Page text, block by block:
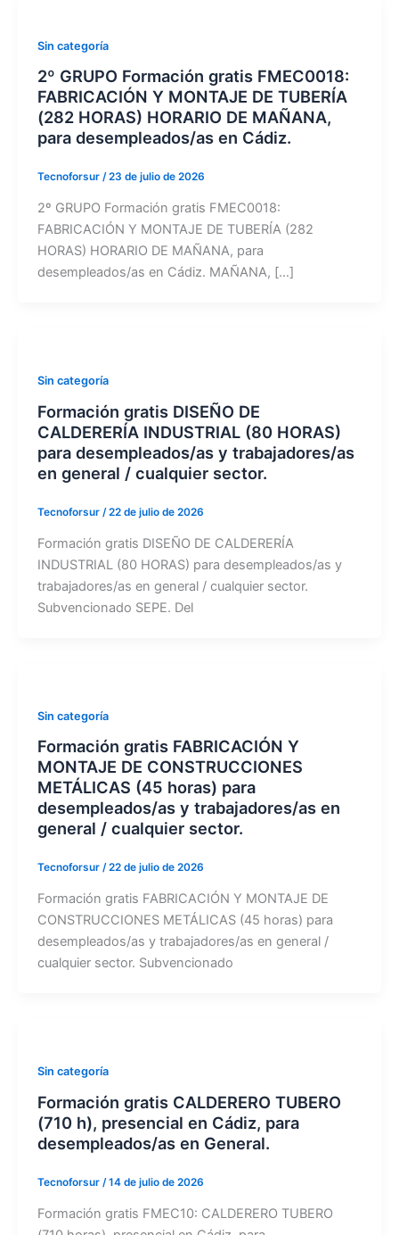
Sin categoría
2º GRUPO Formación gratis FMEC0018:
FABRICACIÓN Y MONTAJE DE TUBERÍA
(282 HORAS) HORARIO DE MAÑANA,
para desempleados/as en Cádiz.
Tecnoforsur /23 de julio de 2026
2º GRUPO Formación gratis FMEC0018:
FABRICACIÓN Y MONTAJE DE TUBERÍA (282
HORAS) HORARIO DE MAÑANA, para
desempleados/as en Cádiz. MAÑANA, […]
Sin categoría
Formación gratis DISEÑO DE
CALDERERÍA INDUSTRIAL (80 HORAS)
para desempleados/as y trabajadores/as
en general / cualquier sector.
Tecnoforsur /22 de julio de 2026
Formación gratis DISEÑO DE CALDERERÍA
INDUSTRIAL (80 HORAS) para desempleados/as y
trabajadores/as en general / cualquier sector.
Subvencionado SEPE. Del
Sin categoría
Formación gratis FABRICACIÓN Y
MONTAJE DE CONSTRUCCIONES
METÁLICAS (45 horas) para
desempleados/as y trabajadores/as en
general / cualquier sector.
Tecnoforsur /22 de julio de 2026
Formación gratis FABRICACIÓN Y MONTAJE DE
CONSTRUCCIONES METÁLICAS (45 horas) para
desempleados/as y trabajadores/as en general /
cualquier sector. Subvencionado
Sin categoría
Formación gratis CALDERERO TUBERO
(710 h), presencial en Cádiz, para
desempleados/as en General.
Tecnoforsur /14 de julio de 2026
Formación gratis FMEC10: CALDERERO TUBERO